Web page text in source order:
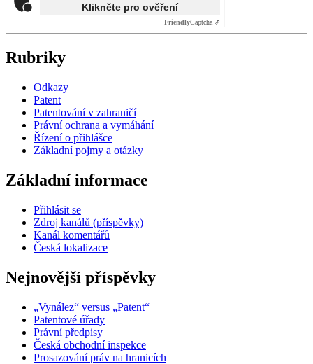
Klikněte pro ověření
FriendlyCaptcha ⇗
Rubriky
Odkazy
Patent
Patentování v zahraničí
Právní ochrana a vymáhání
Řízení o přihlášce
Základní pojmy a otázky
Základní informace
Přihlásit se
Zdroj kanálů (příspěvky)
Kanál komentářů
Česká lokalizace
Nejnovější příspěvky
„Vynález“ versus „Patent“
Patentové úřady
Právní předpisy
Česká obchodní inspekce
Prosazování práv na hranicích